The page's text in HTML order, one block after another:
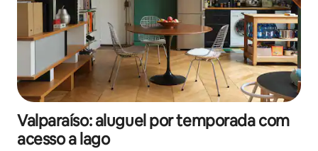
Valparaíso: aluguel por temporada com
acesso a lago